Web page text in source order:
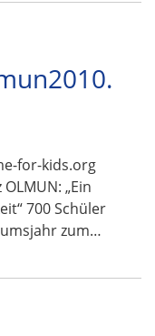
for-kids.org
„Ein
700 Schüler
zum…